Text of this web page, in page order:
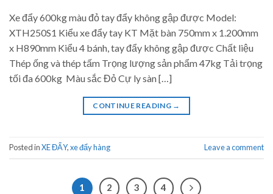
Xe đẩy 600kg màu đỏ tay đẩy không gập được Model:
XTH250S1 Kiểu xe đẩy tay KT Mặt bàn 750mm x 1.200mm
x H890mm Kiểu 4 bánh, tay đẩy không gập được Chất liệu
Thép ống và thép tấm Trọng lượng sản phẩm 47kg Tải trọng
tối đa 600kg Màu sắc Đỏ Cự ly sàn […]
CONTINUE READING →
Posted inXE ĐẨY,xe đẩy hàng Leave a comment
1 2 3 4